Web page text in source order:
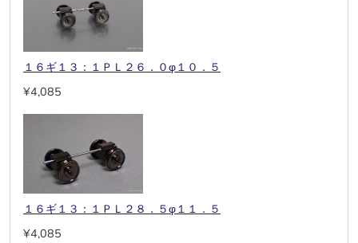
１６ギ１３：１ＰＬ２６．０φ１０．５
¥4,085
１６ギ１３：１ＰＬ２８．５φ１１．５
¥4,085